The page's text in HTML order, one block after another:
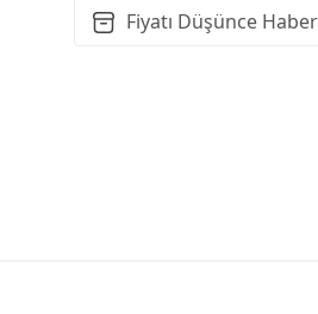
Fiyatı Düşünce